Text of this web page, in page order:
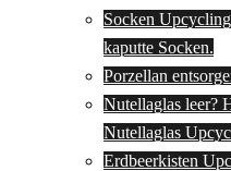
Socken
kaputte Socken.
Porzellan
Nutellaglas leer?
Nutellaglas
Erdbeerkisten